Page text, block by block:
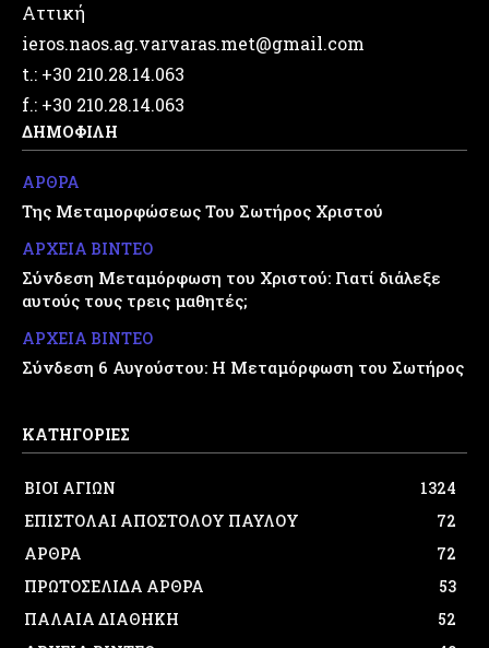
Αττική
ieros.naos.ag.varvaras.met@gmail.com
t.: +30 210.28.14.063
f.: +30 210.28.14.063
ΔΗΜΟΦΙΛΗ
ΑΡΘΡΑ
Της Μεταμορφώσεως Του Σωτήρος Χριστού
ΑΡΧΕΙΑ ΒΙΝΤΕΟ
Σύνδεση Μεταμόρφωση του Χριστού: Γιατί διάλεξε
αυτούς τους τρεις μαθητές;
ΑΡΧΕΙΑ ΒΙΝΤΕΟ
Σύνδεση 6 Αυγούστου: Η Μεταμόρφωση του Σωτήρος
ΚΑΤΗΓΟΡΙΕΣ
ΒΙΟΙ ΑΓΙΩΝ
1324
ΕΠΙΣΤΟΛΑΙ ΑΠΟΣΤΟΛΟΥ ΠΑΥΛΟΥ
72
ΑΡΘΡΑ
72
ΠΡΩΤΟΣΕΛΙΔΑ ΑΡΘΡΑ
53
ΠΑΛΑΙΑ ΔΙΑΘΗΚΗ
52